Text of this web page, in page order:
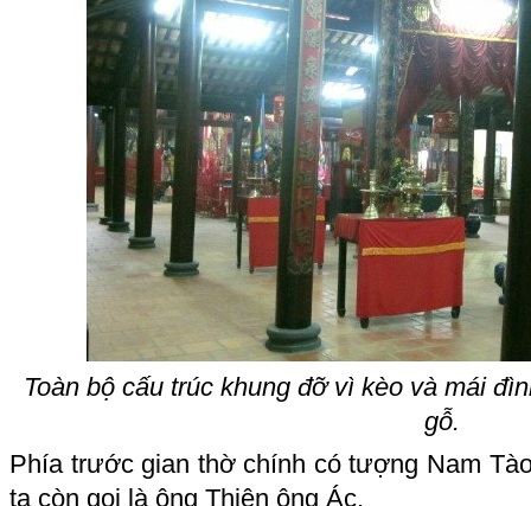
Toàn bộ cấu trúc khung đỡ vì kèo và mái
gỗ.
Phía trước gian thờ chính có tượng Nam
ta còn gọi là ông Thiện ông Ác.